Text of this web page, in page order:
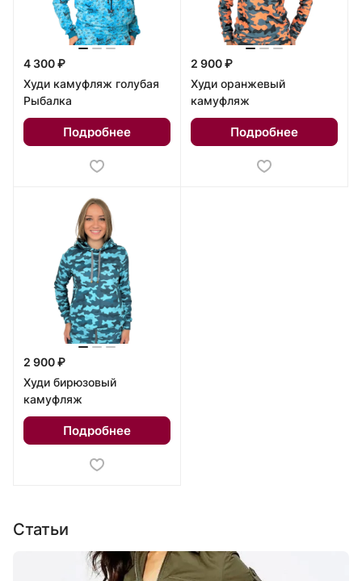
4 300 ₽
Худи камуфляж голубая
Рыбалка
Подробнее
2 900 ₽
Худи оранжевый
камуфляж
Подробнее
2 900 ₽
Худи бирюзовый
камуфляж
Подробнее
Статьи